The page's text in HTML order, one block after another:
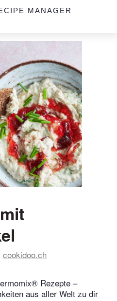
MANAGER
cookidoo.ch
Rezepte –
aus aller Welt zu dir